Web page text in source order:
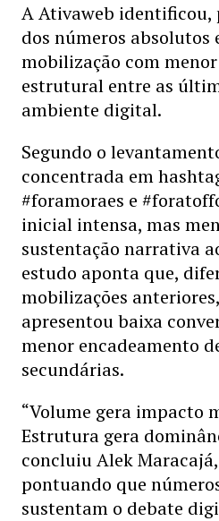
A Ativaweb identificou,
dos números absolutos
mobilização com
estrutural entre as
ambiente digital.
Segundo o
concentrada em
#foramoraes e
inicial intensa, mas
sustentação narrativa
estudo aponta que,
mobilizações
apresentou baixa
menor encadeamento
secundárias.
“Volume gera impacto
Estrutura gera
concluiu Alek
pontuando que
sustentam o debate